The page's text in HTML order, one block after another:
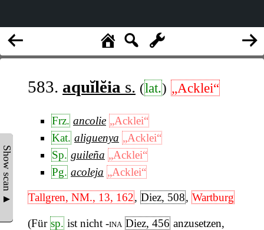
Show scan ▲
583. aquĭlĕia s. (lat.) „Acklei“
Frz. ancolie „Acklei“
Kat. aliguenya „Acklei“
Sp. guileña „Acklei“
Pg. acoleja „Acklei“
Tallgren, NM., 13, 162, Diez, 508, Wartburg
(Für sp. ist nicht -ina Diez, 456 anzusetzen,